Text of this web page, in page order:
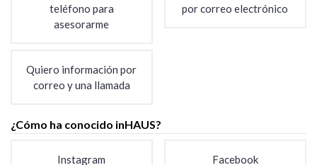
teléfono para
asesorarme
por correo electrónico
Quiero información por
correo y una llamada
¿Cómo ha conocido inHAUS?
Instagram Facebook